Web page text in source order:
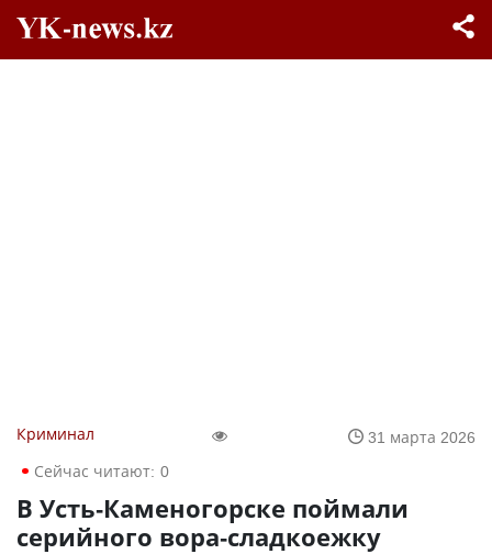
Криминал
31 марта 2026
Сейчас читают: 0
В Усть-Каменогорске поймали
серийного вора-сладкоежку